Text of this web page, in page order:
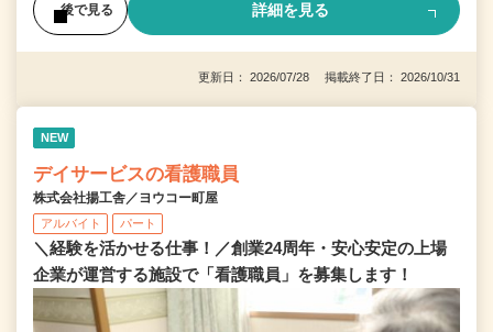
後で見る 詳細を見る
更新日： 2026/07/28 掲載終了日： 2026/10/31
NEW
デイサービスの看護職員
株式会社揚工舎／ヨウコー町屋
アルバイト パート
＼経験を活かせる仕事！／創業24周年・安心安定の上場
企業が運営する施設で「看護職員」を募集します！